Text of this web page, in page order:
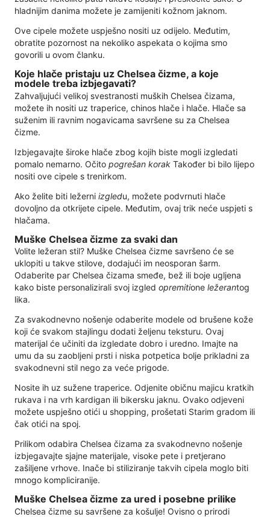
hladnijim danima možete je zamijeniti kožnom jaknom.
Ove cipele možete uspješno nositi uz odijelo. Međutim,
obratite pozornost na nekoliko aspekata o kojima smo
govorili u ovom članku.
Koje hlače pristaju uz Chelsea čizme, a koje
modele treba izbjegavati?
Zahvaljujući velikoj svestranosti muških Chelsea čizama,
možete ih nositi uz traperice, chinos hlače i hlače. Hlače sa
suženim ili ravnim nogavicama savršene su za Chelsea
čizme.
Izbjegavajte široke hlače zbog kojih biste mogli izgledati
pomalo nemarno. Očito pogrešan korak Također bi bilo lijepo
nositi ove cipele s trenirkom.
Ako želite biti ležerni izgledu, možete podvrnuti hlače
dovoljno da otkrijete cipele. Međutim, ovaj trik neće uspjeti s
hlačama.
Muške Chelsea čizme za svaki dan
Volite ležeran stil? Muške Chelsea čizme savršeno će se
uklopiti u takve stilove, dodajući im neosporan šarm.
Odaberite par Chelsea čizama smeđe, bež ili boje ugljena
kako biste personalizirali svoj izgled opremitione ležerantog
lika.
Za svakodnevno nošenje odaberite modele od brušene kože
koji će svakom stajlingu dodati željenu teksturu. Ovaj
materijal će učiniti da izgledate dobro i uredno. Imajte na
umu da su zaobljeni prsti i niska potpetica bolje prikladni za
svakodnevni stil nego za veće prigode.
Nosite ih uz sužene traperice. Odjenite običnu majicu kratkih
rukava i na vrh kardigan ili bikersku jaknu. Ovako odjeveni
možete uspješno otići u shopping, prošetati Starim gradom ili
čak otići na spoj.
Prilikom odabira Chelsea čizama za svakodnevno nošenje
izbjegavajte sjajne materijale, visoke pete i pretjerano
zašiljene vrhove. Inače bi stiliziranje takvih cipela moglo biti
mnogo kompliciranije.
Muške Chelsea čizme za ured i posebne prilike
Chelsea čizme su savršene za košulje! Ovisno o prirodi